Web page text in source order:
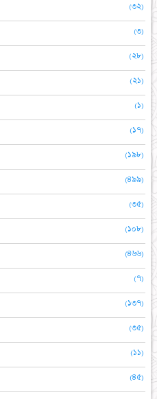
(৩২)
(৩)
(২৮)
(২১)
(১)
(১৭)
(১৯৮)
(৪৯৯)
(৩৫)
(১০৮)
(৪৬৬)
(৭)
(১৩৭)
(৩৫)
(১১)
(৪৫)